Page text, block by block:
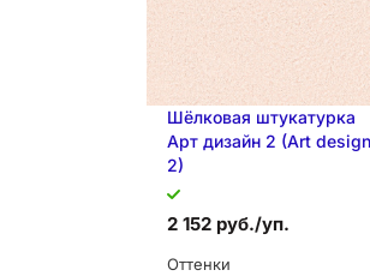
Шёлковая штукатурка
Арт дизайн 2 (Art design
2)
2 152 руб./уп.
Оттенки